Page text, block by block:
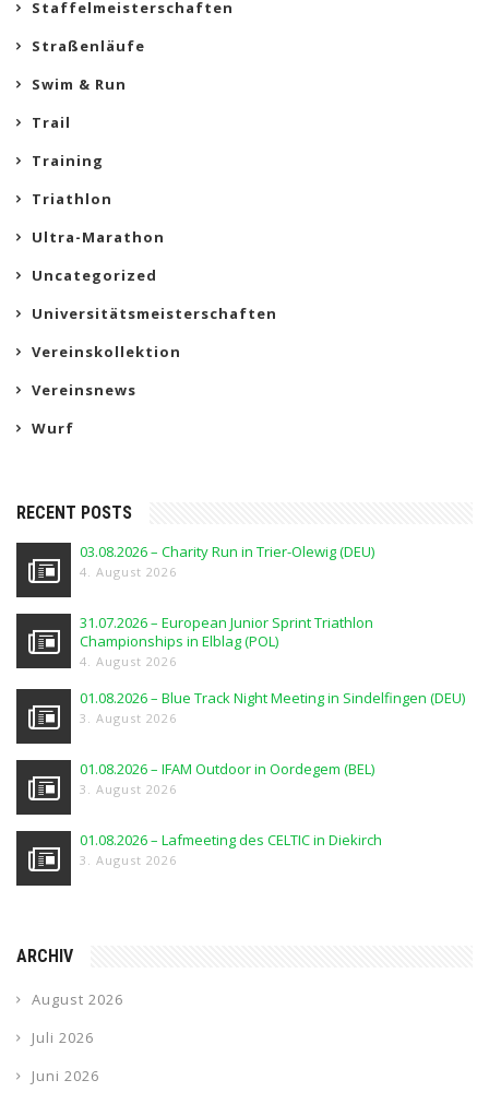
Staffelmeisterschaften
Straßenläufe
Swim & Run
Trail
Training
Triathlon
Ultra-Marathon
Uncategorized
Universitätsmeisterschaften
Vereinskollektion
Vereinsnews
Wurf
RECENT POSTS
03.08.2026 – Charity Run in Trier-Olewig (DEU)
4. August 2026
31.07.2026 – European Junior Sprint Triathlon
Championships in Elblag (POL)
4. August 2026
01.08.2026 – Blue Track Night Meeting in Sindelfingen (DEU)
3. August 2026
01.08.2026 – IFAM Outdoor in Oordegem (BEL)
3. August 2026
01.08.2026 – Lafmeeting des CELTIC in Diekirch
3. August 2026
ARCHIV
August 2026
Juli 2026
Juni 2026